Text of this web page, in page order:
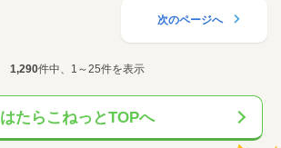
次のページへ
1,290件中、1～25件を表示
はたらこねっとTOPへ